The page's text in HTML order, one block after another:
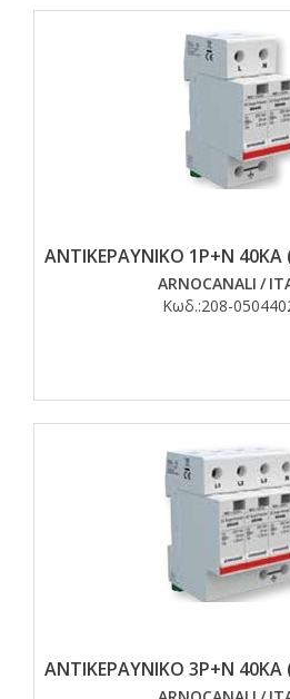
ΑΝΤΙΚΕΡΑΥΝΙΚΟ 1Ρ+Ν 40ΚΑ
ARNOCANALI /
Κωδ.:208-
ΑΝΤΙΚΕΡΑΥΝΙΚΟ 3Ρ+Ν 40ΚΑ